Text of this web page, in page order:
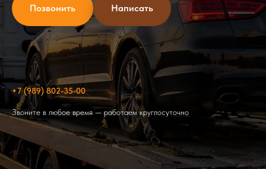
Позвонить Написать
+7 (989) 802-35-00
Звоните в любое время — работаем круглосуточно